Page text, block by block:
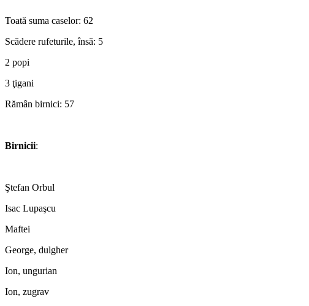
Toată suma caselor: 62
Scădere rufeturile, însă: 5
2 popi
3 ţigani
Rămân birnici: 57
Birnicii:
Ştefan Orbul
Isac Lupaşcu
Maftei
George, dulgher
Ion, ungurian
Ion, zugrav